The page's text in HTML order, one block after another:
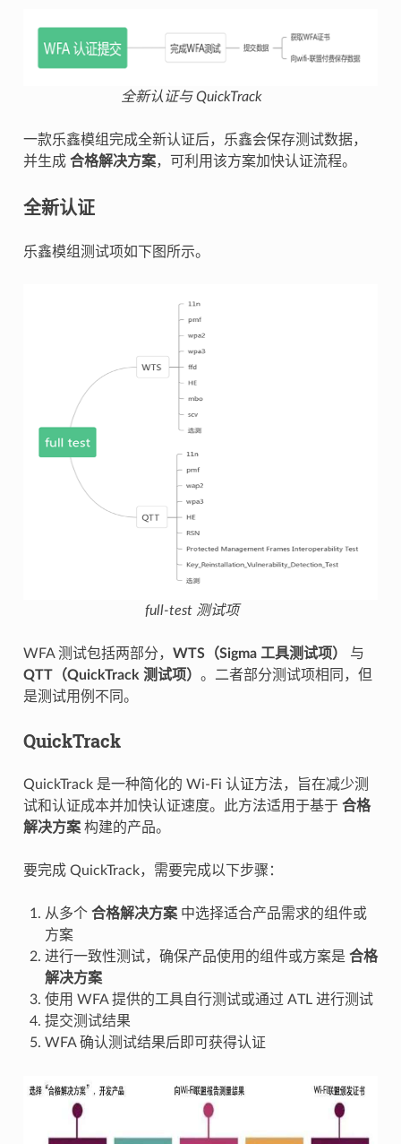
全新认证与 QuickTrack
一款乐鑫模组完成全新认证后，乐鑫会保存测试数据，
并生成 合格解决方案，可利用该方案加快认证流程。
全新认证
乐鑫模组测试项如下图所示。
full-test 测试项
WFA 测试包括两部分， WTS（Sigma 工具测试项）
与
QTT（QuickTrack 测试项） 。二者部分测试项相同，但
是测试用例不同。
QuickTrack
QuickTrack 是一种简化的 Wi-Fi 认证方法，旨在减少测
试和认证成本并加快认证速度。此方法适用于基于 合格
解决方案构建的产品。
要完成 QuickTrack，需要完成以下步骤：
从多个 合格解决方案中选择适合产品需求的组件或
方案
进行一致性测试，确保产品使用的组件或方案是 合格
解决方案
使用 WFA 提供的工具自行测试或通过 ATL 进行测试
提交测试结果
WFA 确认测试结果后即可获得认证